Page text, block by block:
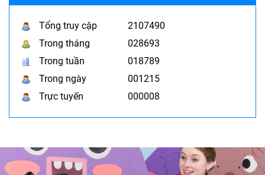
Tổng truy cập
2107490
Trong tháng
028693
Trong tuần
018789
Trong ngày
001215
Trực tuyến
000008